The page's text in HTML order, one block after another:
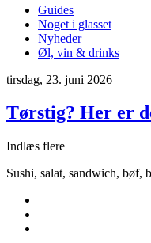
Guides
Noget i glasset
Nyheder
Øl, vin & drinks
tirsdag, 23. juni 2026
Tørstig? Her er
Indlæs flere
Sushi, salat, sandwich, bøf,